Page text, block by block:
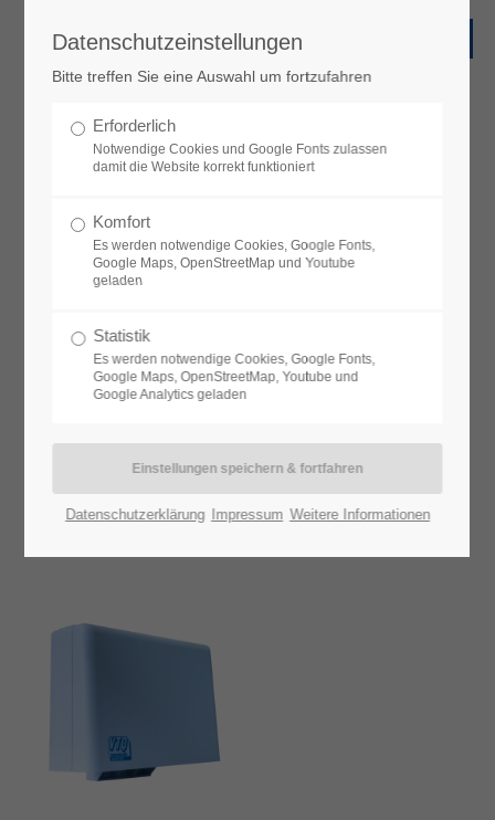
Datenschutzeinstellungen
Bitte treffen Sie eine Auswahl um fortzufahren
Erforderlich
Notwendige Cookies und Google Fonts zulassen
damit die Website korrekt funktioniert
Komfort
Es werden notwendige Cookies, Google Fonts,
Google Maps, OpenStreetMap und Youtube
geladen
Statistik
Es werden notwendige Cookies, Google Fonts,
Google Maps, OpenStreetMap, Youtube und
Google Analytics geladen
Datenschutzerklärung Impressum Weitere Informationen